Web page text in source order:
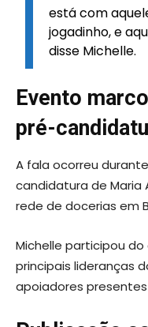
está com
jogadinho, e
disse Michelle.
Evento
pré-
A fala ocorreu
candidatura de Maria
rede de docerias em
Michelle participou
principais lideranças
apoiadores